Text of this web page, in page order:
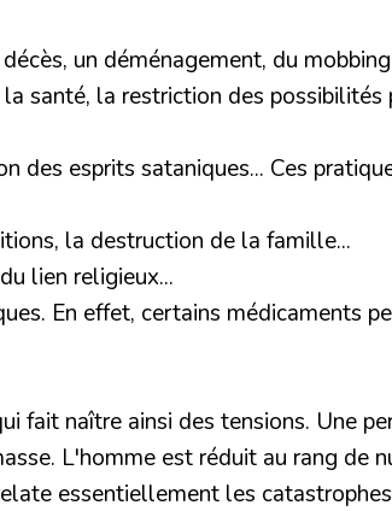
un déménagement, du
santé, la restriction des
des esprits sataniques... Ces
la destruction de la famille...
lien religieux...
En effet, certains médicaments
fait naître ainsi des tensions. Une
L'homme est réduit au rang de
essentiellement les